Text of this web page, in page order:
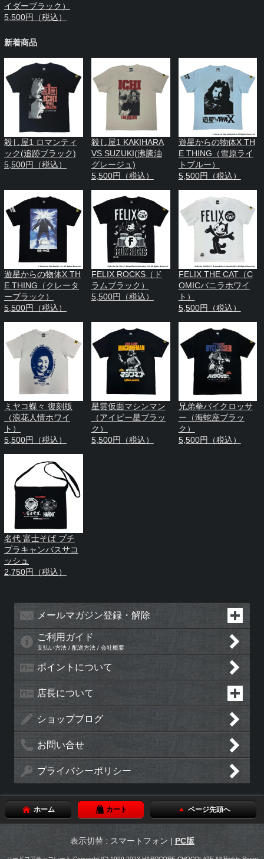
イダーブラック）
5,500円（税込）
新着商品
殺し屋1 ロマンティ
ック(追跡ブラック)
5,500円（税込）
殺し屋1 KAKIHARA
VS SUZUKI(沸騰油
グレージュ)
5,500円（税込）
遊星からの物体X TH
E THING（雪原ライ
トブルー）
5,500円（税込）
遊星からの物体X TH
E THING（クレータ
ーブラック）
5,500円（税込）
FELIX ROCKS（ド
ラムブラック）
5,500円（税込）
FELIX THE CAT（C
OMICバニラホワイ
ト）
5,500円（税込）
ミヤコ蝶々 復刻版
（浪花人情ホワイ
ト）
5,500円（税込）
星雲仮面マシンマン
（アイビー星ブラッ
ク）
5,500円（税込）
兄弟拳バイクロッサ
ー（海蛇座ブラッ
ク）
5,500円（税込）
名代 富士そば プチ
プラキャンバスサコ
ッシュ
2,750円（税込）
メールマガジン登録・解除
ご利用ガイド
支払い方法 / 配送方法 / 会社概要
ポイントについて
店長について
ショップブログ
お問い合せ
プライバシーポリシー
ホーム カート ページ先頭へ
表示切替 : スマートフォン | PC版